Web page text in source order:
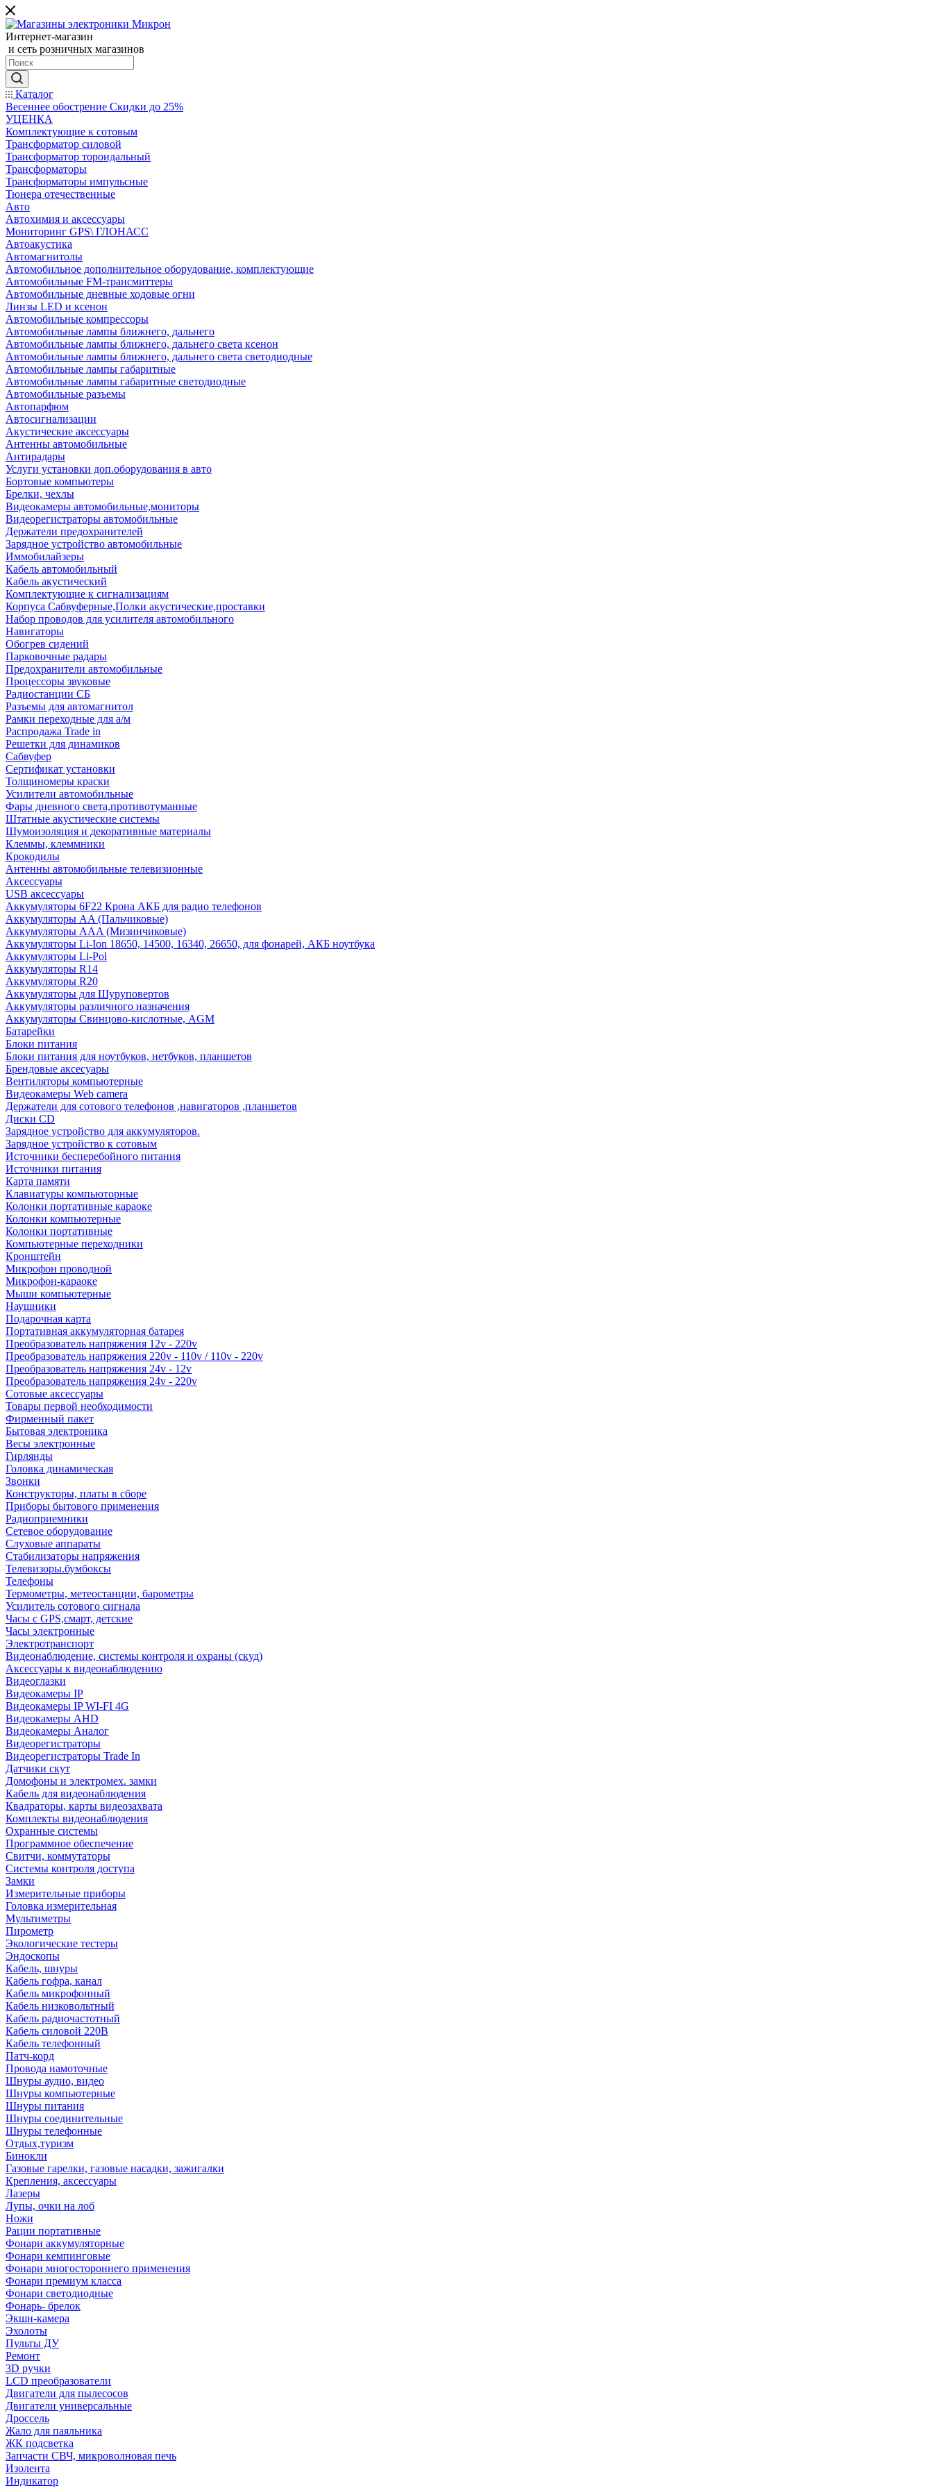
Интернет-магазин
и сеть розничных магазинов
Каталог
Весеннее обострение Скидки до 25%
УЦЕНКА
Комплектующие к сотовым
Трансформатор силовой
Трансформатор тороидальный
Трансформаторы
Трансформаторы импульсные
Тюнера отечественные
Авто
Автохимия и аксессуары
Мониторинг GPS\ ГЛОНАСС
Автоакустика
Автомагнитолы
Автомобильное дополнительное оборудование, комплектующие
Автомобильные FM-трансмиттеры
Автомобильные дневные ходовые огни
Линзы LED и ксенон
Автомобильные компрессоры
Автомобильные лампы ближнего, дальнего
Автомобильные лампы ближнего, дальнего света ксенон
Автомобильные лампы ближнего, дальнего света светодиодные
Автомобильные лампы габаритные
Автомобильные лампы габаритные светодиодные
Автомобильные разъемы
Автопарфюм
Автосигнализации
Акустические аксессуары
Антенны автомобильные
Антирадары
Услуги установки доп.оборудования в авто
Бортовые компьютеры
Брелки, чехлы
Видеокамеры автомобильные,мониторы
Видеорегистраторы автомобильные
Держатели предохранителей
Зарядное устройство автомобильные
Иммобилайзеры
Кабель автомобильный
Кабель акустический
Комплектующие к сигнализациям
Корпуса Сабвуферные,Полки акустические,проставки
Набор проводов для усилителя автомобильного
Навигаторы
Обогрев сидений
Парковочные радары
Предохранители автомобильные
Процессоры звуковые
Радиостанции СБ
Разъемы для автомагнитол
Рамки переходные для а/м
Распродажа Trade in
Решетки для динамиков
Сабвуфер
Сертификат установки
Толщиномеры краски
Усилители автомобильные
Фары дневного света,противотуманные
Штатные акустические системы
Шумоизоляция и декоративные материалы
Клеммы, клеммники
Крокодилы
Антенны автомобильные телевизионные
Аксессуары
USB аксессуары
Аккумуляторы 6F22 Крона АКБ для радио телефонов
Аккумуляторы AA (Пальчиковые)
Аккумуляторы AAA (Мизинчиковые)
Аккумуляторы Li-Ion 18650, 14500, 16340, 26650, для фонарей, АКБ ноутбука
Аккумуляторы Li-Pol
Аккумуляторы R14
Аккумуляторы R20
Аккумуляторы для Шуруповертов
Аккумуляторы различного назначения
Аккумуляторы Свинцово-кислотные, AGM
Батарейки
Блоки питания
Блоки питания для ноутбуков, нетбуков, планшетов
Брендовые аксесуары
Вентиляторы компьютерные
Видеокамеры Web camera
Держатели для сотового телефонов ,навигаторов ,планшетов
Диски CD
Зарядное устройство для аккумуляторов.
Зарядное устройство к сотовым
Источники бесперебойного питания
Источники питания
Карта памяти
Клавиатуры компьюторные
Колонки портативные караоке
Колонки компьютерные
Колонки портативные
Компьютерные переходники
Кронштейн
Микрофон проводной
Микрофон-караоке
Мыши компьютерные
Наушники
Подарочная карта
Портативная аккумуляторная батарея
Преобразователь напряжения 12v - 220v
Преобразователь напряжения 220v - 110v / 110v - 220v
Преобразователь напряжения 24v - 12v
Преобразователь напряжения 24v - 220v
Сотовые аксессуары
Товары первой необходимости
Фирменный пакет
Бытовая электроника
Весы электронные
Гирлянды
Головка динамическая
Звонки
Конструкторы, платы в сборе
Приборы бытового применения
Радиоприемники
Сетевое оборудование
Слуховые аппараты
Стабилизаторы напряжения
Телевизоры.бумбоксы
Телефоны
Термометры, метеостанции, барометры
Усилитель сотового сигнала
Часы с GPS,смарт, детские
Часы электронные
Электротранспорт
Видеонаблюдение, системы контроля и охраны (скуд)
Аксессуары к видеонаблюдению
Видеоглазки
Видеокамеры IP
Видеокамеры IP WI-FI 4G
Видеокамеры AHD
Видеокамеры Аналог
Видеорегистраторы
Видеорегистраторы Trade In
Датчики скут
Домофоны и электромех. замки
Кабель для видеонаблюдения
Квадраторы, карты видеозахвата
Комплекты видеонаблюдения
Охранные системы
Программное обеспечение
Свитчи, коммутаторы
Системы контроля доступа
Замки
Измерительные приборы
Головка измерительная
Мультиметры
Пирометр
Экологические тестеры
Эндоскопы
Кабель, шнуры
Кабель гофра, канал
Кабель микрофонный
Кабель низковольтный
Кабель радиочастотный
Кабель силовой 220В
Кабель телефонный
Патч-корд
Провода намоточные
Шнуры аудио, видео
Шнуры компьютерные
Шнуры питания
Шнуры соединительные
Шнуры телефонные
Отдых,туризм
Бинокли
Газовые гарелки, газовые насадки, зажигалки
Крепления, аксессуары
Лазеры
Лупы, очки на лоб
Ножи
Рации портативные
Фонари аккумуляторные
Фонари кемпинговые
Фонари многостороннего применения
Фонари премиум класса
Фонари светодиодные
Фонарь- брелок
Экшн-камера
Эхолоты
Пульты ДУ
Ремонт
3D ручки
LCD преобразователи
Двигатели для пылесосов
Двигатели универсальные
Дроссель
Жало для паяльника
ЖК подсветка
Запчасти СВЧ, микроволновая печь
Изолента
Индикатор